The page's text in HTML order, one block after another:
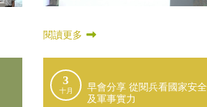
閱讀更多
3
十月
早會分享 從閱兵看國家安全
及軍事實力